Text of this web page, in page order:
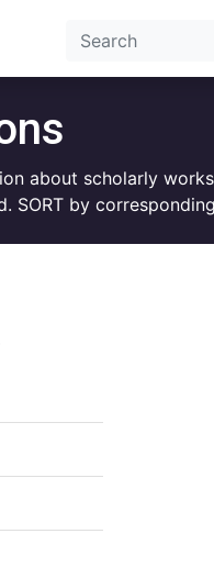
about scholarly
SORT by